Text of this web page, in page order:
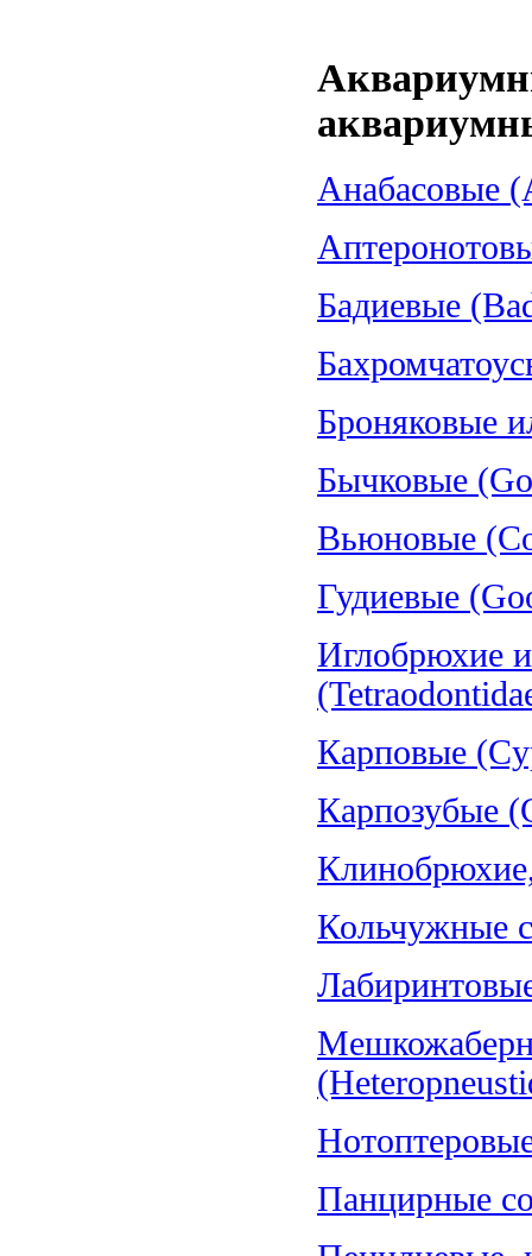
Анабасовые
Бадиевые
Броняковые
Бычковые
Вьюновые
Гудиевые
Иглобрюхие
Карповые
Карпозубые
Кольчужные
Панцирные